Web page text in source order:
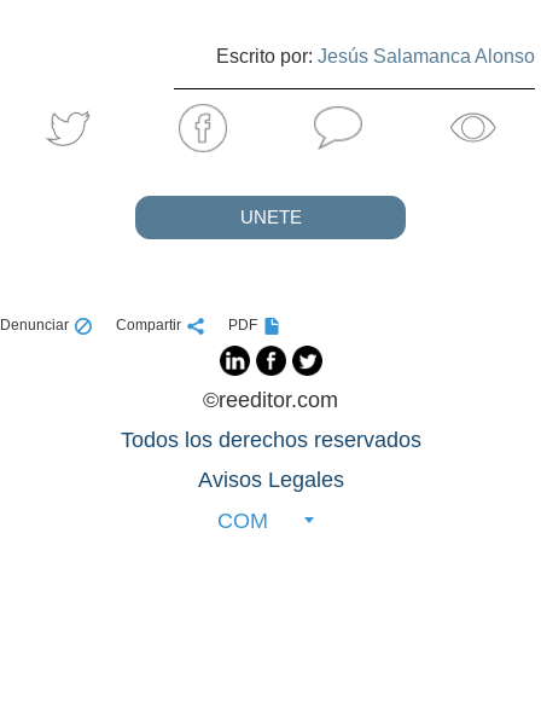
Escrito por: Jesús Salamanca Alonso
UNETE
Denunciar Compartir PDF
©reeditor.com
Todos los derechos reservados
Avisos Legales